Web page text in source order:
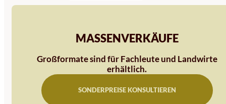
SEMILLAS TRADICIONALES
SEMILLAS RAÍZ
SEMILLAS LEGUMINOSAS
MASSENVERKÄUFE
Großformate sind für Fachleute und Landwirte
erhältlich.
SONDERPREISE KONSULTIEREN